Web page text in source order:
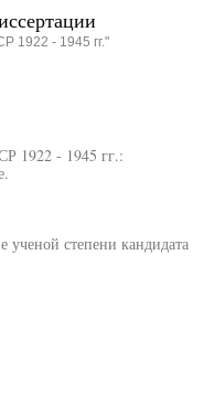
1922 - 1945 гг."
- 1945 гг.:
ученой степени кандидата